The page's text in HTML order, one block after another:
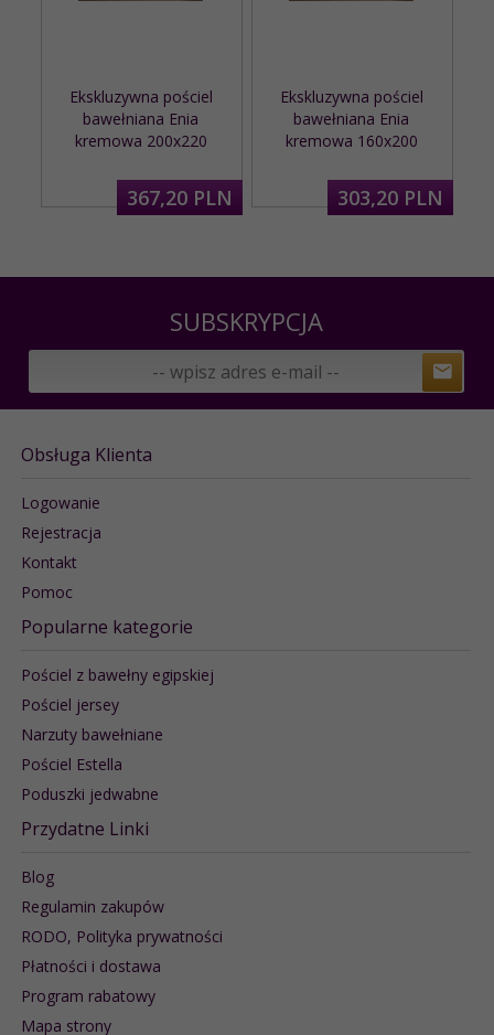
Ekskluzywna pościel
bawełniana Enia
kremowa 200x220
367,20 PLN
Ekskluzywna pościel
bawełniana Enia
kremowa 160x200
303,20 PLN
SUBSKRYPCJA
Obsługa Klienta
Logowanie
Rejestracja
Kontakt
Pomoc
Popularne kategorie
Pościel z bawełny egipskiej
Pościel jersey
Narzuty bawełniane
Pościel Estella
Poduszki jedwabne
Przydatne Linki
Blog
Regulamin zakupów
RODO, Polityka prywatności
Płatności i dostawa
Program rabatowy
Mapa strony